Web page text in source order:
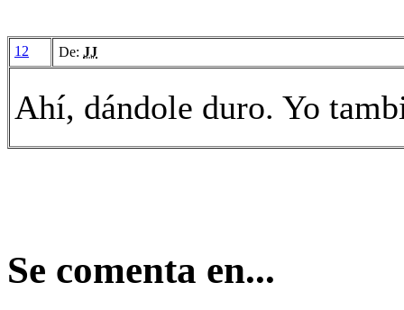
12 De: JJ
Ahí, dándole duro. Yo
Se comenta en...